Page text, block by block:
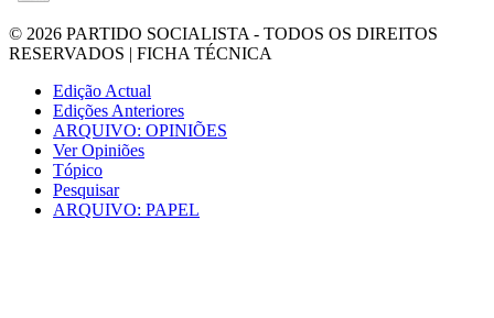
© 2026 PARTIDO SOCIALISTA - TODOS OS DIREITOS
RESERVADOS | FICHA TÉCNICA
Edição Actual
Edições Anteriores
ARQUIVO: OPINIÕES
Ver Opiniões
Tópico
Pesquisar
ARQUIVO: PAPEL